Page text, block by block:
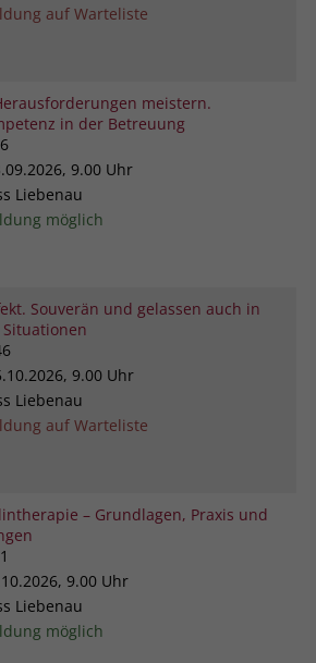
auf Warteliste
meistern.
in der Betreuung
9.00 Uhr
Liebenau
möglich
Souverän und gelassen auch in
9.00 Uhr
Liebenau
auf Warteliste
– Grundlagen, Praxis und
9.00 Uhr
Liebenau
möglich